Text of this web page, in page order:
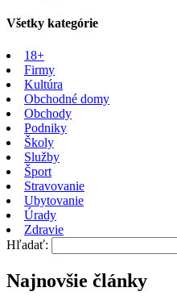
Všetky kategórie
18+
Firmy
Kultúra
Obchodné domy
Obchody
Podniky
Školy
Služby
Šport
Stravovanie
Ubytovanie
Úrady
Zdravie
Hľadať:
Najnovšie články